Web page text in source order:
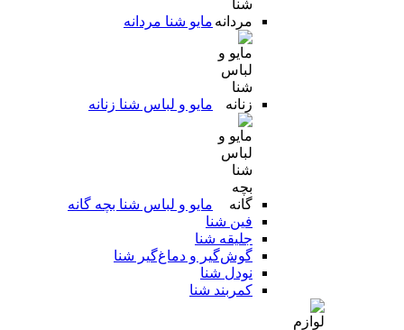
مایو شنا مردانه
مایو و لباس شنا زنانه
مایو و لباس شنا بچه گانه
فین شنا
جلیقه شنا
گوش‌گیر و دماغ‌گیر شنا
نودل شنا
کمربند شنا